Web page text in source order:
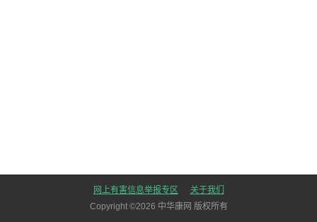
网上有害信息举报专区
关于我们
Copyright ©2026 中华康网 版权所有